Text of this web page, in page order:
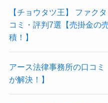
【チョウタツ王】 ファク
コミ・評判7選【売掛金の
積！】
アース法律事務所の口コ
が解決！】